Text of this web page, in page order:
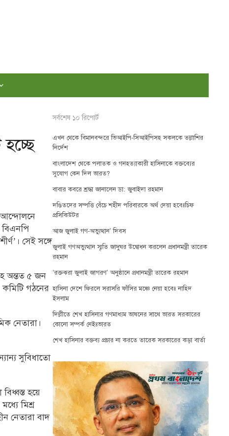
বিএনপি
সেই সঙ্গে
অন্তত ৫ জন
কমিটি গঠনের
নেতারা।
সুবিধাতো
হয়ে
মিশ্র
নেতারা বাদ
সর্বশেষ ১০ রিপোর্ট
এখন থেকে বিমানবন্দরে ভিআইপি-সিআইপিসহ সকলকে তল্লাশির
নির্দেশ
বাংলাদেশ থেকে পলাতক ও গনহত্যাকারী হাসিনাকে বক্তব্যের
সুযোগ কেন দিল ভারত?
বাবার কবরে শ্রদ্ধা জানালেন ডা: জুবাইদা রহমান
দণ্ডিতদের সম্পত্তি বেঁচে শহীদ পরিবারকে অর্থ দেয়া হবেঃচিফ
প্রসিকিউটর
আজ জুলাই গণ-অভ্যুত্থান’ দিবস
জুলাই গণঅভ্যুত্থান স্মৃতি জাদুঘর উদ্বোধন করলেন প্রধানমন্ত্রী তারেক
রহমান
‘রক্তঝরা জুলাই জাগরণ’ অনুষ্ঠানে প্রধানমন্ত্রী তারেক রহমান
হাসিনা দেশে ফিরলে সরাসরি ফাঁসির মঞ্চে নেয়া হবেঃ নাহিদ
ইসলাম
দিল্লীতে শেখ হাসিনার গণমাধ্যম ভাষনের সাথে ভারত সরকারের
কোনো সম্পর্ক নেইঃভারত
শেখ হাসিনার বক্তব্য প্রচার না করতে তারেক সরকারের কড়া বার্তা